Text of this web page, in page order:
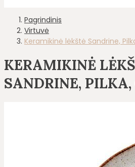
Pagrindinis
Virtuvė
Keramikinė lėkštė Sandrine,
KERAMIKINĖ
SANDRINE,